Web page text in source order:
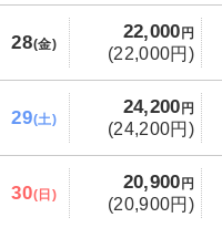
28(金)
22,000 円
(22,000円)
29(土)
24,200 円
(24,200円)
30(日)
20,900 円
(20,900円)